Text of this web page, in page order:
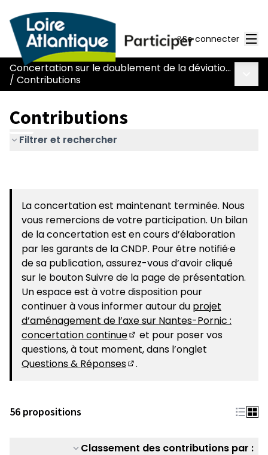
Se connecter
Concertation sur le doublement de la déviation de Chaumes-en-Retz - route Nantes-Pornic
/ Contributions
Contributions
Filtrer et rechercher
La concertation est maintenant terminée. Nous
vous remercions de votre participation. Un bilan
de la concertation est en cours d’élaboration
par les garants de la CNDP. Pour être notifié·e
de sa publication, assurez-vous d’avoir cliqué
sur le bouton Suivre de la page de présentation.
Un espace est à votre disposition pour
continuer à vous informer autour du projet
d’aménagement de l’axe sur Nantes-Pornic :
concertation continue
(S'ouvre dans un nouvel
et pour poser vos
questions, à tout moment, dans l’onglet
Questions & Réponses
.
56 propositions
Classement des contributions par :